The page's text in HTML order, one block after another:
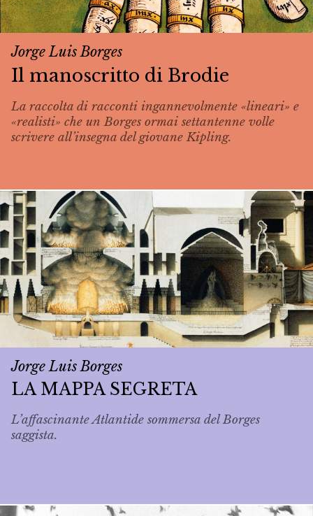
Jorge Luis Borges
Il manoscritto di Brodie
La raccolta di racconti ingannevolmente «lineari» e
«realisti» che un Borges ormai settantenne volle
scrivere all’insegna del giovane Kipling.
Jorge Luis Borges
LA MAPPA SEGRETA
L’affascinante Atlantide sommersa del Borges
saggista.